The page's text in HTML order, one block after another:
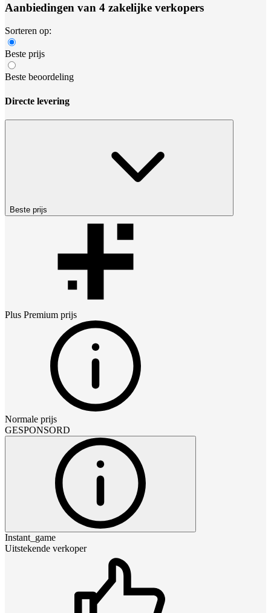
Aanbiedingen van 4 zakelijke verkopers
Sorteren op:
Beste prijs
Beste beoordeling
Directe levering
Beste prijs
Plus Premium prijs
Normale prijs
GESPONSORD
Instant_game
Uitstekende verkoper